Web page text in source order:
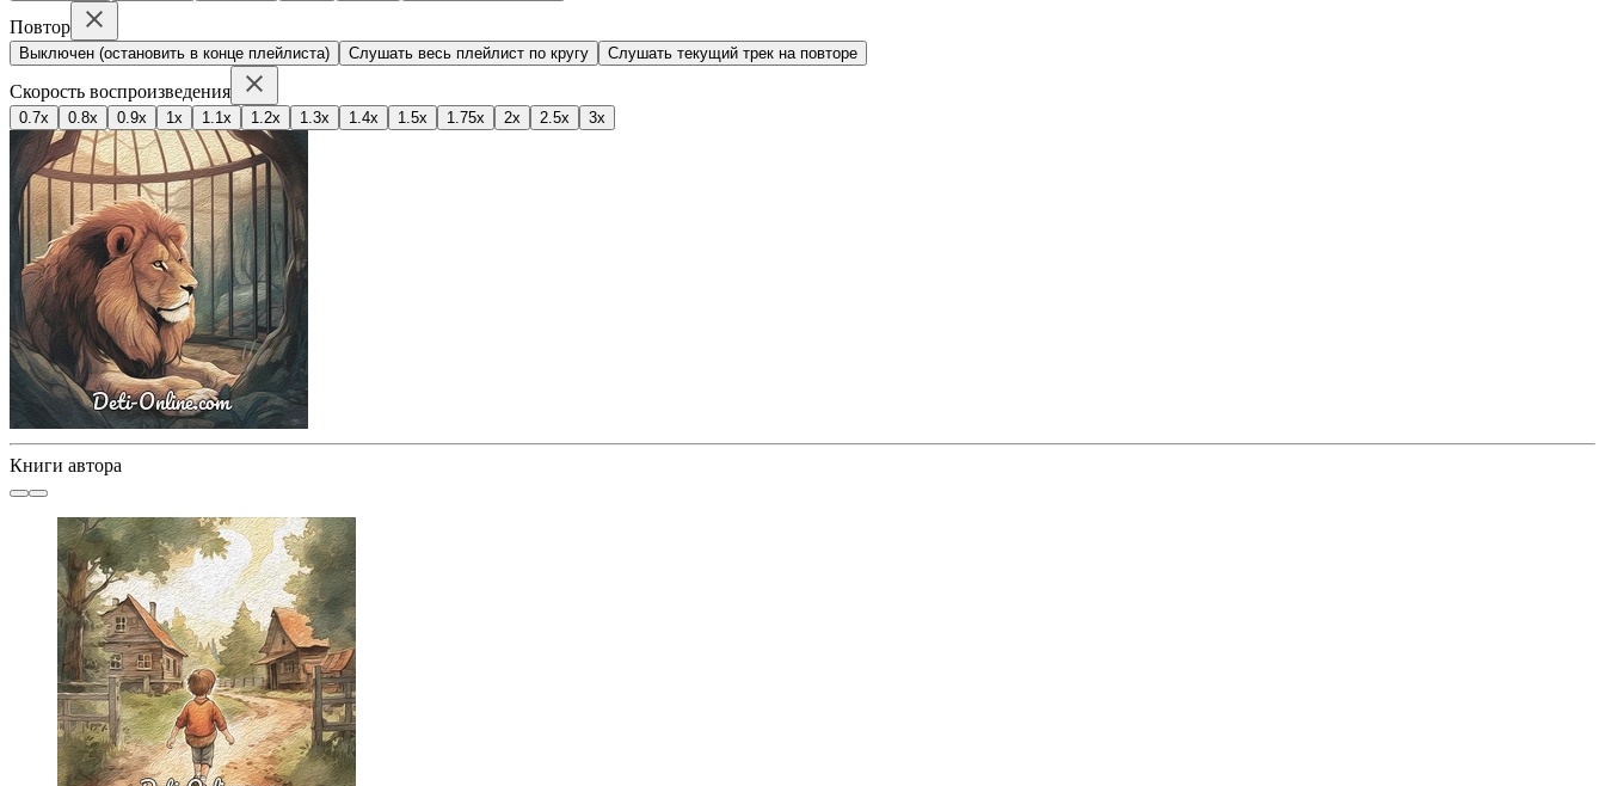
Повтор
Выключен (остановить в конце плейлиста) Слушать весь плейлист по кругу Слушать текущий трек на повторе
Скорость воспроизведения
0.7x 0.8x 0.9x 1x 1.1x 1.2x 1.3x 1.4x 1.5x 1.75x 2x 2.5x 3x
Книги автора